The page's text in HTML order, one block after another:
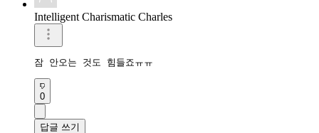
Intelligent Charismatic Charles
잠 안오는 것도 힘들죠ㅠㅠ
0
답글 쓰기